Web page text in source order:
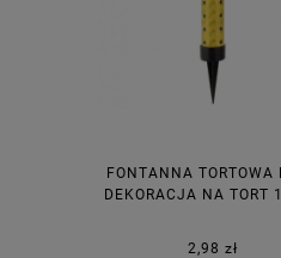
FONTANNA TORTOWA
DEKORACJA NA TORT
2,98 zł